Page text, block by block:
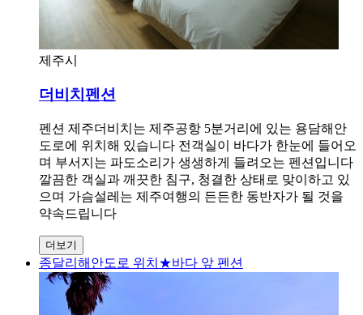
제주시
더비치펜션
펜션 제주더비치는 제주공항 5분거리에 있는 용담해안
도로에 위치해 있습니다 전객실이 바다가 한눈에 들어오
며 부서지는 파도소리가 생생하게 들려오는 펜션입니다
깔끔한 객실과 깨끗한 침구, 청결한 상태로 맞이하고 있
으며 가슴설레는 제주여행의 든든한 동반자가 될 것을
약속드립니다
더보기
종달리해안도로 위치★바다 앞 펜션